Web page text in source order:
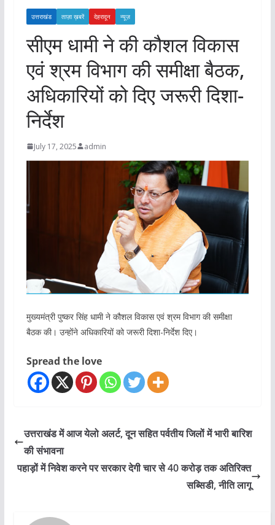
उत्तराखंड ताज़ा ख़बरें देहरादून न्यूज़
सीएम धामी ने की कौशल विकास
एवं श्रम विभाग की समीक्षा बैठक,
अधिकारियों को दिए जरूरी दिशा-
निर्देश
July 17, 2025 admin
मुख्यमंत्री पुष्कर सिंह धामी ने कौशल विकास एवं श्रम विभाग की समीक्षा
बैठक की। उन्होंने अधिकारियों को जरूरी दिशा-निर्देश दिए।
Spread the love
उत्तराखंड में आज येलो अलर्ट, दून सहित पर्वतीय जिलों में भारी बारिश
की संभावना
पहाड़ों में निवेश करने पर सरकार देगी चार से 40 करोड़ तक अतिरिक्त
सब्सिडी, नीति लागू